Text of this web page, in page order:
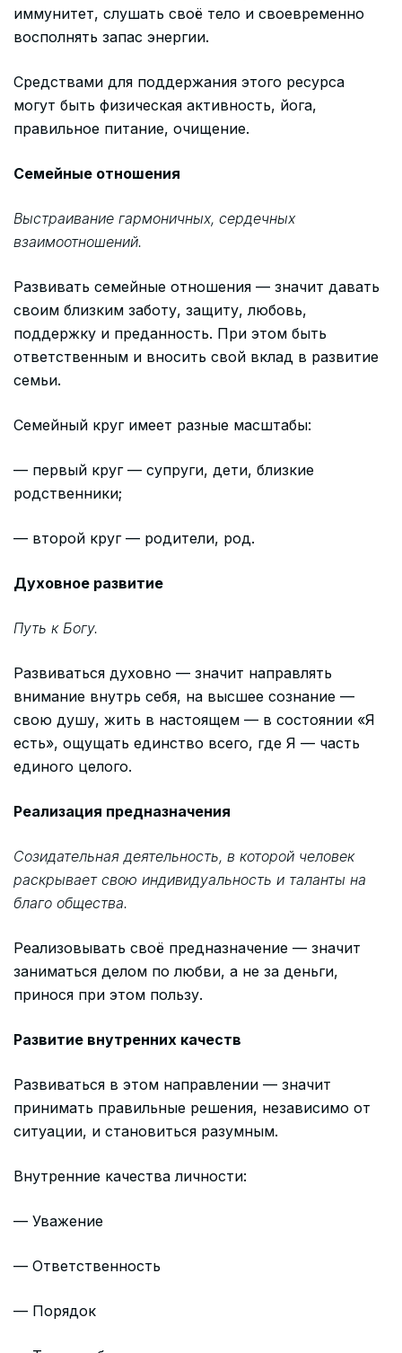
иммунитет, слушать своё тело и своевременно
восполнять запас энергии.
Средствами для поддержания этого ресурса
могут быть физическая активность, йога,
правильное питание, очищение.
Семейные отношения
Выстраивание гармоничных, сердечных
взаимоотношений.
Развивать семейные отношения — значит давать
своим близким заботу, защиту, любовь,
поддержку и преданность. При этом быть
ответственным и вносить свой вклад в развитие
семьи.
Семейный круг имеет разные масштабы:
— первый круг — супруги, дети, близкие
родственники;
— второй круг — родители, род.
Духовное развитие
Путь к Богу.
Развиваться духовно — значит направлять
внимание внутрь себя, на высшее сознание —
свою душу, жить в настоящем — в состоянии «Я
есть», ощущать единство всего, где Я — часть
единого целого.
Реализация предназначения
Созидательная деятельность, в которой человек
раскрывает свою индивидуальность и таланты на
благо общества.
Реализовывать своё предназначение — значит
заниматься делом по любви, а не за деньги,
принося при этом пользу.
Развитие внутренних качеств
Развиваться в этом направлении — значит
принимать правильные решения, независимо от
ситуации, и становиться разумным.
Внутренние качества личности:
— Уважение
— Ответственность
— Порядок